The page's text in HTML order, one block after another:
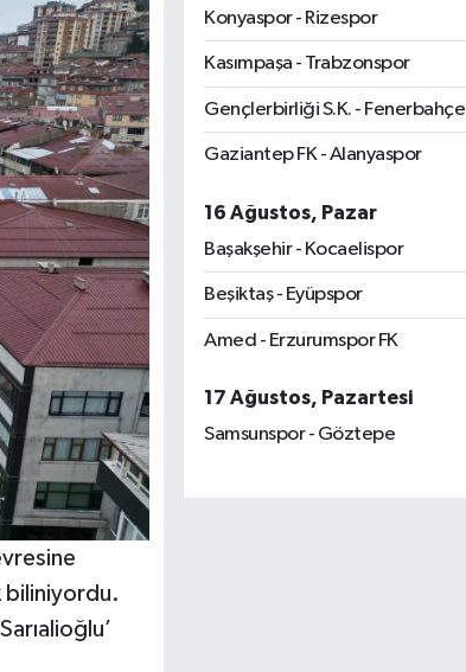
biliniyordu.
Konyaspor - Rizespor
Kasımpaşa - Trabzonspor
Gençlerbirliği S.K. - Fenerbahçe
Gaziantep FK - Alanyaspor
16 Ağustos, Pazar
Başakşehir - Kocaelispor
Beşiktaş - Eyüpspor
Amed - Erzurumspor FK
17 Ağustos, Pazartesi
Samsunspor - Göztepe